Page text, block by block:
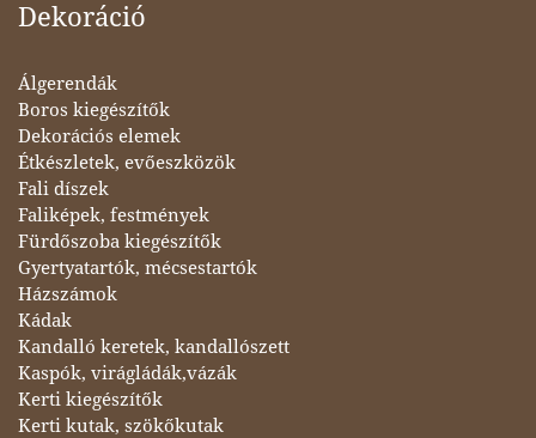
Dekoráció
Álgerendák
Boros kiegészítők
Dekorációs elemek
Étkészletek, evőeszközök
Fali díszek
Faliképek, festmények
Fürdőszoba kiegészítők
Gyertyatartók, mécsestartók
Házszámok
Kádak
Kandalló keretek, kandallószett
Kaspók, virágládák,vázák
Kerti kiegészítők
Kerti kutak, szökőkutak